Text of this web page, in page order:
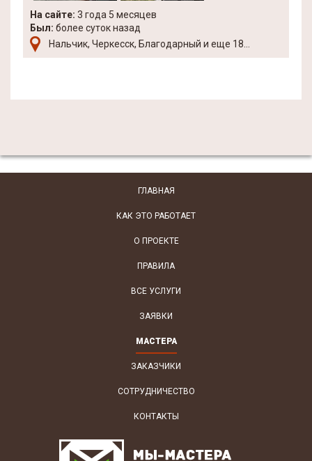
На сайте: 3 года 5 месяцев
Был: более суток назад
Нальчик, Черкесск, Благодарный и еще 18...
ГЛАВНАЯ
КАК ЭТО РАБОТАЕТ
О ПРОЕКТЕ
ПРАВИЛА
ВСЕ УСЛУГИ
ЗАЯВКИ
МАСТЕРА
ЗАКАЗЧИКИ
СОТРУДНИЧЕСТВО
КОНТАКТЫ